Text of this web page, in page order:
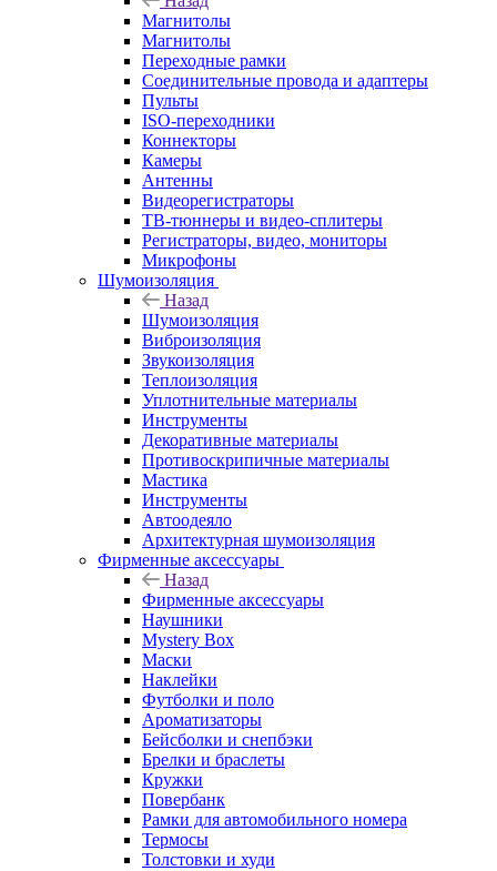
Магнитолы
Магнитолы
Переходные рамки
Соединительные провода и адаптеры
Пульты
ISO-переходники
Коннекторы
Камеры
Антенны
Видеорегистраторы
ТВ-тюннеры и видео-сплитеры
Регистраторы, видео, мониторы
Микрофоны
Шумоизоляция
Назад
Шумоизоляция
Виброизоляция
Звукоизоляция
Теплоизоляция
Уплотнительные материалы
Инструменты
Декоративные материалы
Противоскрипичные материалы
Мастика
Инструменты
Автоодеяло
Архитектурная шумоизоляция
Фирменные аксессуары
Назад
Фирменные аксессуары
Наушники
Mystery Box
Маски
Наклейки
Футболки и поло
Ароматизаторы
Бейсболки и снепбэки
Брелки и браслеты
Кружки
Повербанк
Рамки для автомобильного номера
Термосы
Толстовки и худи